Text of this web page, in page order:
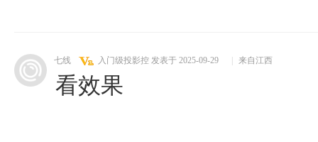
七线 入门级投影控 发表于 2025-09-29 来自江西
看效果